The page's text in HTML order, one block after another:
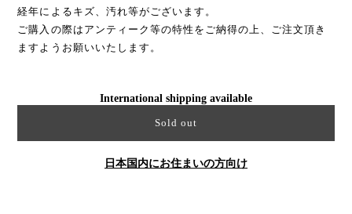
経年によるキズ、汚れ等がございます。
ご購入の際はアンティーク等の特性をご納得の上、ご注文頂き
ますようお願いいたします。
International shipping available
Sold out
日本国内にお住まいの方向け